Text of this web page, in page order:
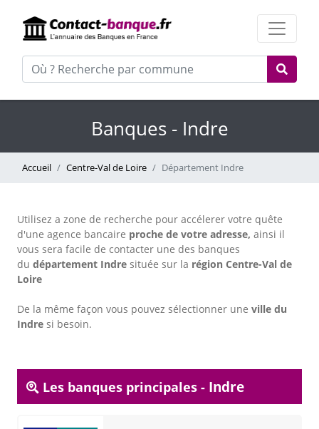
Banques - Indre
Accueil Centre-Val de Loire Département Indre
Utilisez a zone de recherche pour accélerer votre quête
d'une agence bancaire proche de votre adresse, ainsi il
vous sera facile de contacter une des banques
du département Indre située sur la région Centre-Val de
Loire
De la même façon vous pouvez sélectionner une ville du
Indre si besoin.
Les banques principales - Indre